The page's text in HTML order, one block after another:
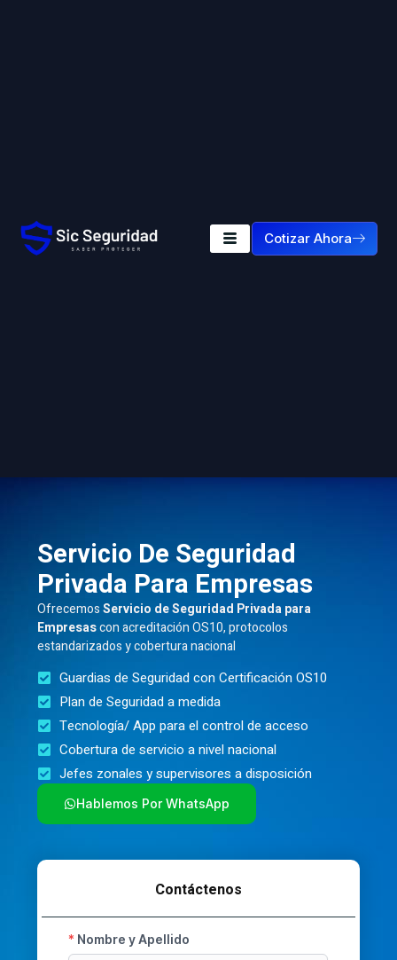
Cotizar Ahora
Servicio De Seguridad
Privada Para Empresas
OfrecemosServicio de Seguridad Privada para
Empresascon acreditación OS10, protocolos
estandarizados y cobertura nacional
Guardias de Seguridad con Certificación OS10
Plan de Seguridad a medida
Tecnología/ App para el control de acceso
Cobertura de servicio a nivel nacional
Jefes zonales y supervisores a disposición
Hablemos Por WhatsApp
Contáctenos